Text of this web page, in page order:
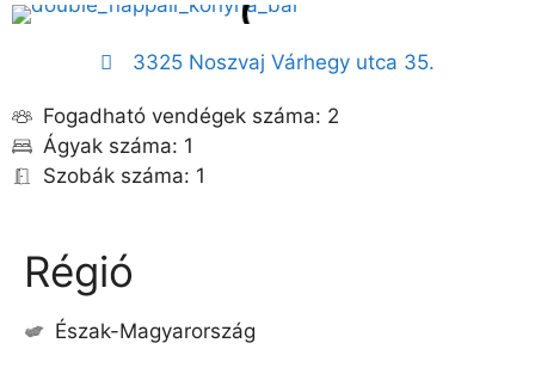
3325 Noszvaj Várhegy utca 35.
Fogadható vendégek száma: 2
Ágyak száma: 1
Szobák száma: 1
Régió
Észak-Magyarország